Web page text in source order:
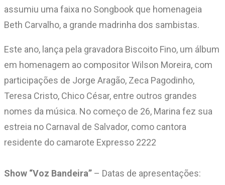
assumiu uma faixa no Songbook que homenageia
Beth Carvalho, a grande madrinha dos sambistas.
Este ano, lança pela gravadora Biscoito Fino, um álbum
em homenagem ao compositor Wilson Moreira, com
participações de Jorge Aragão, Zeca Pagodinho,
Teresa Cristo, Chico César, entre outros grandes
nomes da música. No começo de 26, Marina fez sua
estreia no Carnaval de Salvador, como cantora
residente do camarote Expresso 2222
Show “Voz Bandeira” – Datas de apresentações: